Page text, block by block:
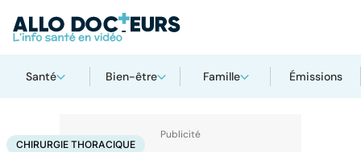
Santé Bien-être Famille Émissions
AccueilSantéMaladiesChirurgie thoracique
CHIRURGIE THORACIQUE